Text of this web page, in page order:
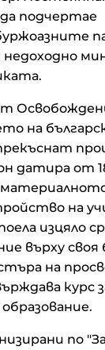
подчертае
на
датира от
на
изцяло
върху
на
курс
по